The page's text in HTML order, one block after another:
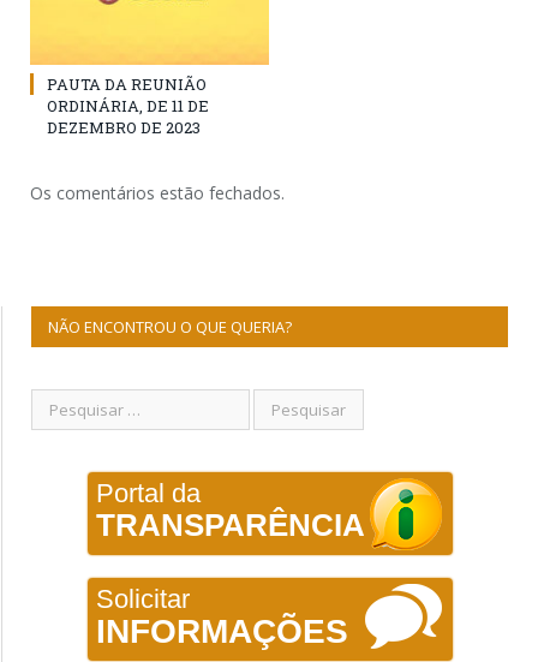
PAUTA DA REUNIÃO
ORDINÁRIA, DE 11 DE
DEZEMBRO DE 2023
Os comentários estão fechados.
NÃO ENCONTROU O QUE QUERIA?
Portal da
TRANSPARÊNCIA
Solicitar
INFORMAÇÕES